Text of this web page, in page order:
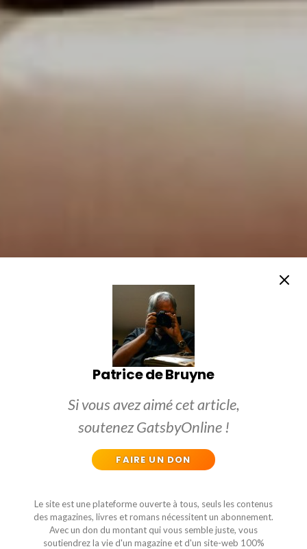
Patrice de Bruyne
Si vous avez aimé cet article,
soutenez GatsbyOnline !
FAIRE UN DON
Le site est une plateforme ouverte à tous, seuls les contenus
des magazines, livres et romans nécessitent un abonnement.
Avec un don du montant qui vous semble juste, vous
soutiendrez la vie d'un magazine et d'un site-web 100%